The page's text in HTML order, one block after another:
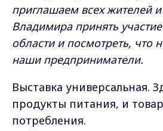
приглашаем всех жителей и
Владимира принять
области и посмотреть, что
наши предприниматели.
Выставка универсальная.
продукты питания, и
потребления.